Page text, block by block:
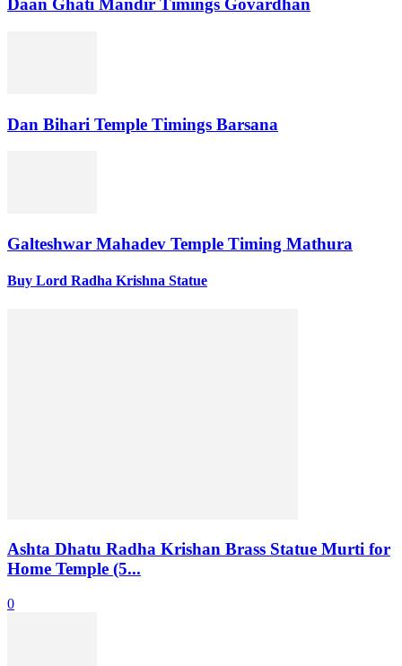
Daan Ghati Mandir Timings Govardhan
Dan Bihari Temple Timings Barsana
Galteshwar Mahadev Temple Timing Mathura
Buy Lord Radha Krishna Statue
Ashta Dhatu Radha Krishan Brass Statue Murti for
Home Temple (5...
0